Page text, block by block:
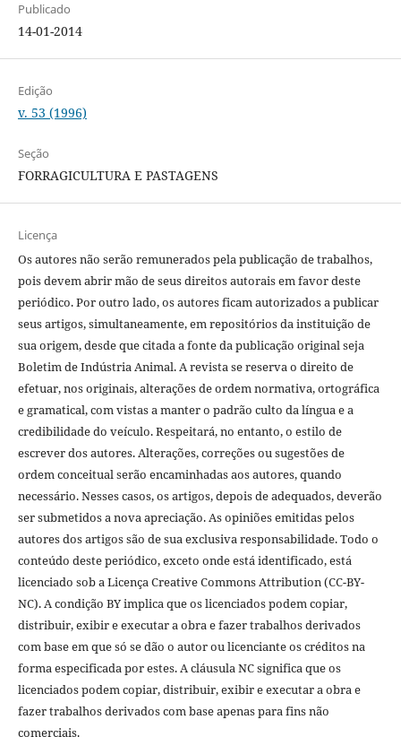
Publicado
14-01-2014
Edição
v. 53 (1996)
Seção
FORRAGICULTURA E PASTAGENS
Licença
Os autores não serão remunerados pela publicação de trabalhos,
pois devem abrir mão de seus direitos autorais em favor deste
periódico. Por outro lado, os autores ficam autorizados a publicar
seus artigos, simultaneamente, em repositórios da instituição de
sua origem, desde que citada a fonte da publicação original seja
Boletim de Indústria Animal. A revista se reserva o direito de
efetuar, nos originais, alterações de ordem normativa, ortográfica
e gramatical, com vistas a manter o padrão culto da língua e a
credibilidade do veículo. Respeitará, no entanto, o estilo de
escrever dos autores. Alterações, correções ou sugestões de
ordem conceitual serão encaminhadas aos autores, quando
necessário. Nesses casos, os artigos, depois de adequados, deverão
ser submetidos a nova apreciação. As opiniões emitidas pelos
autores dos artigos são de sua exclusiva responsabilidade. Todo o
conteúdo deste periódico, exceto onde está identificado, está
licenciado sob a Licença Creative Commons Attribution (CC-BY-
NC). A condição BY implica que os licenciados podem copiar,
distribuir, exibir e executar a obra e fazer trabalhos derivados
com base em que só se dão o autor ou licenciante os créditos na
forma especificada por estes. A cláusula NC significa que os
licenciados podem copiar, distribuir, exibir e executar a obra e
fazer trabalhos derivados com base apenas para fins não
comerciais.